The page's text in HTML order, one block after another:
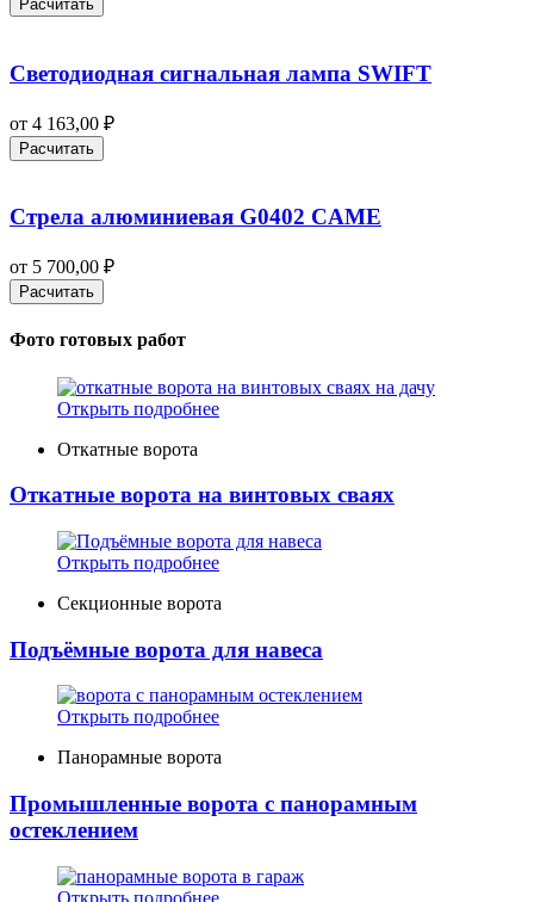
Расчитать
Светодиодная сигнальная лампа SWIFT
от 4 163,00 ₽
Расчитать
Стрела алюминиевая G0402 CAME
от 5 700,00 ₽
Расчитать
Фото готовых работ
Открыть подробнее
Откатные ворота
Откатные ворота на винтовых сваях
Открыть подробнее
Секционные ворота
Подъёмные ворота для навеса
Открыть подробнее
Панорамные ворота
Промышленные ворота с панорамным
остеклением
Открыть подробнее